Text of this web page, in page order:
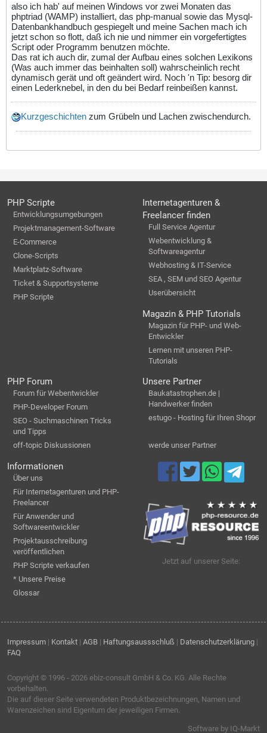
also ich hab' auf meinen Windows vor zwei Monaten das
phptriad (WAMP) installiert, das php-manual sowie das Mysql-
Datenbankhandbuch gespiegelt und meine Sachen mach ich
jetzt schon so flott, daß ich nie und nimmer ein vorgefertigtes
Script oder Programm benutzen möchte.
Das rat ich auch dir, zumal der Aufbau eines solchen Lexikons
(Was auch immer das beinhalten soll) wahrscheinlich recht
dynamisch gerät und oft geändert wird. Noch 'n Tip: besorg dir
einen Lederknebel, in den du bei Bedarf reinbeißen kannst.
Kurzgeschichten zum Grübeln und Lachen zwischendurch.
PHP Scripte
Entwicklungsumgebungen
Projektmanagement-Software
E-Commerce
Clone-Scripts
Marktplatz-Software
Ticket & Supportsysteme
PHP Scripte
Internetagenturen &
Freelancer finden
Full Service Agentur
Webentwicklung &
Softwareagentur
Webhosting & IT-Service
SEA , SEM und SEO Agentur
Userübersicht
Magazin & PHP Tutorials
Magazin für PHP- und Web-
Entwickler
Lernen mit unseren PHP-
Tutorials
PHP Forum
Forum für Webentwickler
PHP-Developer Forum
SEO - Suchmaschinen Tricks
und Tipps
off-topic Diskussionen
Unsere Partner
Baukatastrophen.de |
Handwerker finden
estugo - Hosting für Ihren Shopr
werde unser Partner
Informationen
Über uns
Für Internetagenturen und PHP-
Freelancer
Für Anwender und
Softwareentwickler
Projektausschreibung
veröffentlichen
PHP Scripte verkaufen
* Unsere Preise
Glossar
Jetzt auf unserer Seite:
Impressum | Kontakt | AGB | Haftungsaussschluß | Datenschutzerklärung |
FAQ
Copyright © 1996 - 2026 ebiz-consult GmbH & Co. KG. Alle Rechte
vorbehalten.
Die auf dieser Seite verwendeten Produktbezeichnungen, Namen und
Warenzeichen sind Eigentum der jeweiligen Firmen.
Software by IQ-Markt